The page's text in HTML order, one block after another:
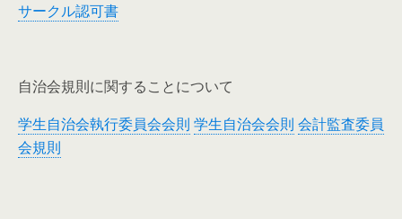
サークル認可書
自治会規則に関することについて
学生自治会執行委員会会則 学生自治会会則 会計監査委員
会規則